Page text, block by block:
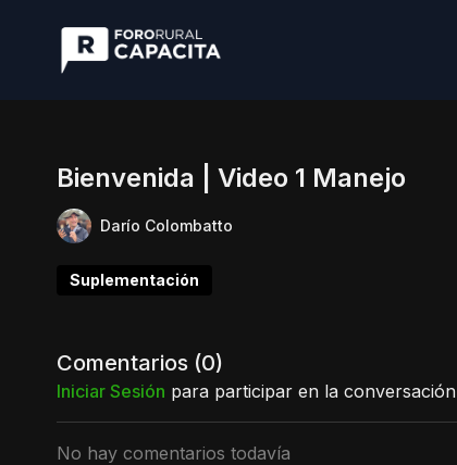
Bienvenida | Video 1 Manejo
Darío Colombatto
Suplementación
Comentarios (0)
Iniciar Sesión para participar en la conversación
No hay comentarios todavía